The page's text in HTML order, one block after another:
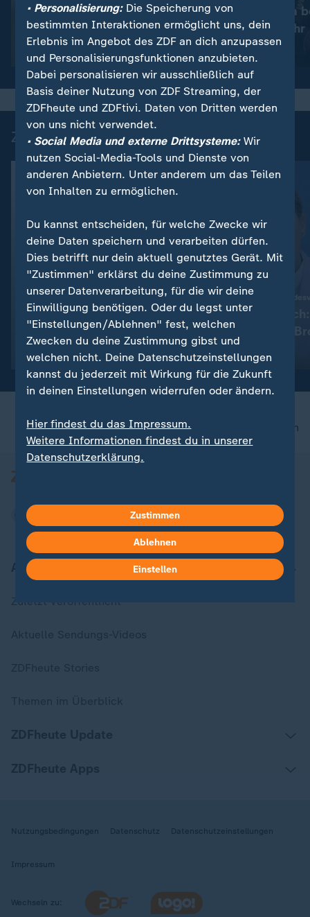
Lebenslange Haft nach
Anschlag
Diskussion um
Drohnenabwehr
Video
Zuletzt auf ZDFheute veröffentlicht
Update
Update am Morgen :
Wie schön war doch das
Sommerloch!
mit Video 0:44
Richterwahl am
Ein Jahr
gegen Frauke
Gersdorf?
mit Video
nach oben
Aktuell bei ZDFheute
Zuletzt veröffentlicht
Nutzungsbedingungen Datenschutz Datenschutzeinstellungen
Impressum
Wechseln zu:
• Personalisierung:Die Speicherung von
bestimmten Interaktionen ermöglicht uns, dein
Erlebnis im Angebot des ZDF an dich anzupassen
und Personalisierungsfunktionen anzubieten.
Dabei personalisieren wir ausschließlich auf
Basis deiner Nutzung von ZDF Streaming, der
ZDFheute und ZDFtivi. Daten von Dritten werden
von uns nicht verwendet.
• Social Media und externe Drittsysteme:Wir
nutzen Social-Media-Tools und Dienste von
anderen Anbietern. Unter anderem um das Teilen
von Inhalten zu ermöglichen.
Du kannst entscheiden, für welche Zwecke wir
deine Daten speichern und verarbeiten dürfen.
Dies betrifft nur dein aktuell genutztes Gerät. Mit
"Zustimmen" erklärst du deine Zustimmung zu
unserer Datenverarbeitung, für die wir deine
Einwilligung benötigen. Oder du legst unter
"Einstellungen/Ablehnen" fest, welchen
Zwecken du deine Zustimmung gibst und
welchen nicht. Deine Datenschutzeinstellungen
kannst du jederzeit mit Wirkung für die Zukunft
in deinen Einstellungen widerrufen oder ändern.
Hier findest du das Impressum.
Weitere Informationen findest du in unserer
Datenschutzerklärung.
Zustimmen
Ablehnen
Einstellen